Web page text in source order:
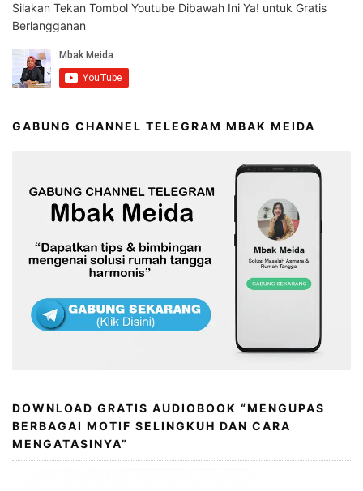
Silakan Tekan Tombol Youtube Dibawah Ini Ya! untuk Gratis
Berlangganan
GABUNG CHANNEL TELEGRAM MBAK MEIDA
DOWNLOAD GRATIS AUDIOBOOK “MENGUPAS
BERBAGAI MOTIF SELINGKUH DAN CARA
MENGATASINYA”